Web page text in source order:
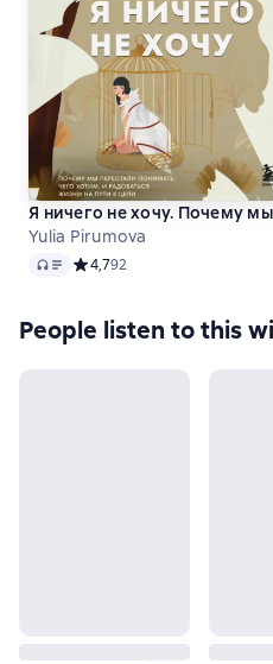
Я ничего не хочу. Почему
Yulia Pirumova
Audio Средний рейтинг 4,7 на
4,792
People listen to this